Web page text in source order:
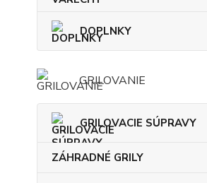
DOPLNKY
GRILOVANIE
GRILOVACIE SÚPRAVY
ZÁHRADNÉ GRILY